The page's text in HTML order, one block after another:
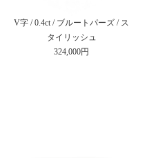
V字 / 0.4ct / ブルートパーズ / ス
タイリッシュ
324,000円